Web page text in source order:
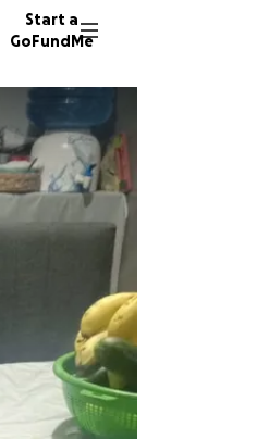
Start a
GoFundMe